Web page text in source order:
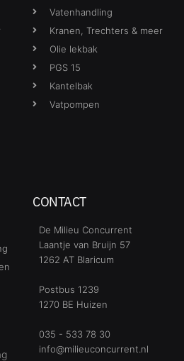
Vatenhandling
Kranen, Trechters & meer
Olie lekbak
PGS 15
Kantelbak
Vatpompen
CONTACT
De Milieu Concurrent
Laantje van Bruijn 57
1262 AT Blaricum
Postbus 1239
1270 BE Huizen
035 - 533 78 30
info@milieuconcurrent.nl